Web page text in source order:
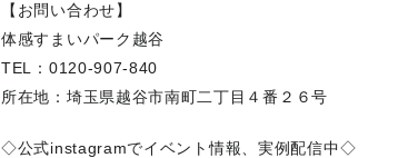
【お問い合わせ】
体感すまいパーク越谷
TEL：0120-907-840
所在地：埼玉県越谷市南町二丁目４番２６号
◇公式instagramでイベント情報、実例配信中◇